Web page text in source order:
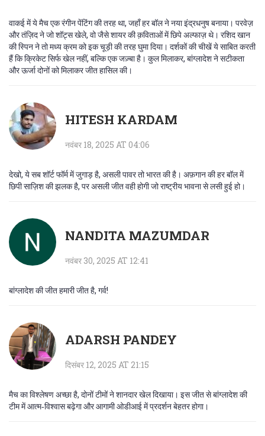
वाकई में ये मैच एक रंगीन पेंटिंग की तरह था, जहाँ हर बॉल ने नया इंद्रधनुष बनाया। परवेज़
और तंज़िद ने जो शॉट्स खेले, वो जैसे शायर की क़विताओं में छिपे अल्फाज़ थे। रशिद खान
की स्पिन ने तो मध्य क्रम को इक चूड़ी की तरह घुमा दिया। दर्शकों की चीखें ये साबित करती
हैं कि क्रिकेट सिर्फ खेल नहीं, बल्कि एक जज़्बा है। कुल मिलाकर, बांग्लादेश ने सटीकता
और ऊर्जा दोनों को मिलाकर जीत हासिल की।
HITESH KARDAM
नवंबर 18, 2025 AT 04:06
देखो, ये सब शॉर्ट फॉर्म में जुगाड़ है, असली पावर तो भारत की है। अफ़गान की हर बॉल में
छिपी साज़िश की झलक है, पर असली जीत वही होगी जो राष्ट्रीय भावना से लसी हुई हो।
NANDITA MAZUMDAR
नवंबर 30, 2025 AT 12:41
बांग्लादेश की जीत हमारी जीत है, गर्व!
ADARSH PANDEY
दिसंबर 12, 2025 AT 21:15
मैच का विश्लेषण अच्छा है, दोनों टीमों ने शानदार खेल दिखाया। इस जीत से बांग्लादेश की
टीम में आत्म‑विश्वास बढ़ेगा और आगामी ओडीआई में प्रदर्शन बेहतर होगा।